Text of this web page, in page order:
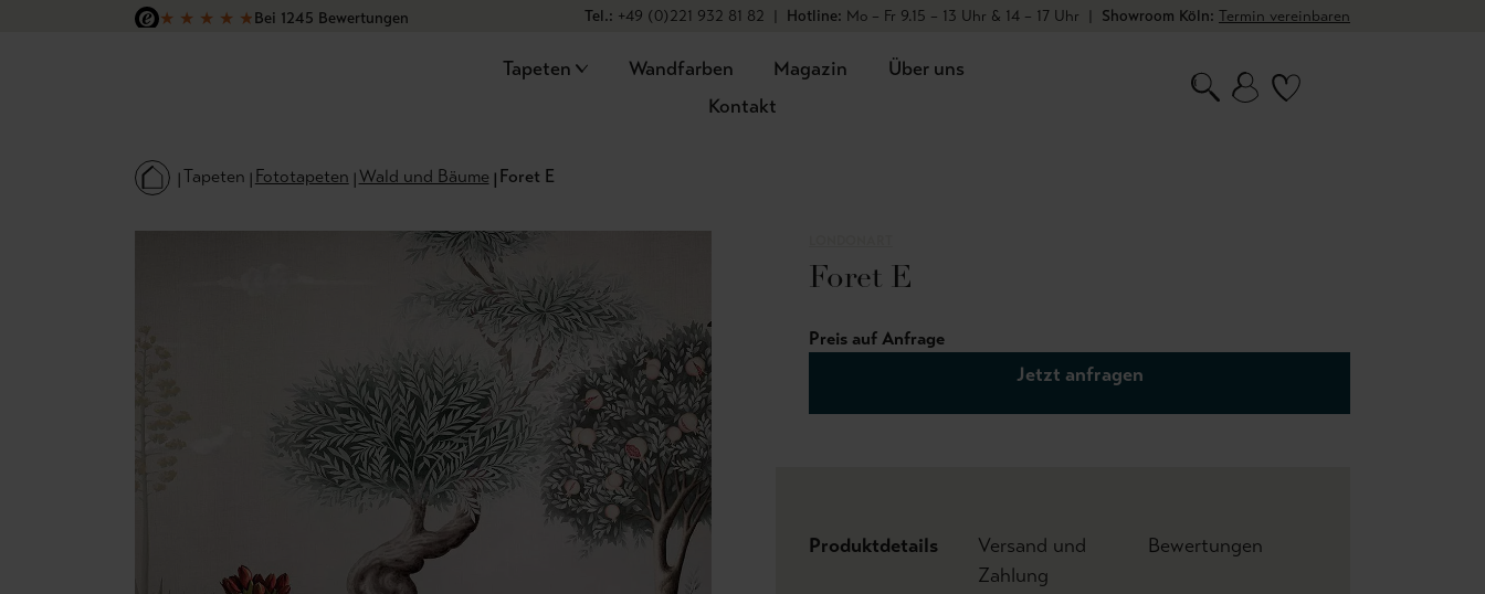
Hauptinhalt springen
Zur Suche springen
Zur Hauptnavigation springen
★ ★ ★ ★ ★Bei 1245 Bewertungen
Tel.: +49 (0)221 932 81 82 | Hotline: Mo – Fr 9.15 – 13 Uhr & 14 – 17 Uhr | Showroom Köln: Termin vereinbaren
Tapeten Wandfarben Magazin
Über uns
Kontakt
Tapeten Fototapeten Wald und Bäume Foret E
Foret E
Preis auf Anfrage
Jetzt anfragen
Produktdetails
Versand und
Zahlung
Bewertungen